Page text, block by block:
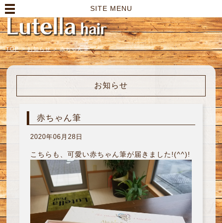
SITE MENU
TOP > お知らせ > 赤ちゃん筆
お知らせ
赤ちゃん筆
2020年06月28日
こちらも、可愛い赤ちゃん筆が届きました!(^^)!